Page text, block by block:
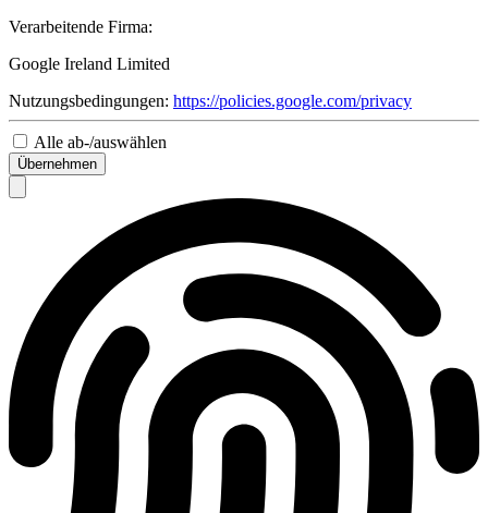
Verarbeitende Firma:
Google Ireland Limited
Nutzungsbedingungen: https://policies.google.com/privacy
Alle ab-/auswählen
Übernehmen